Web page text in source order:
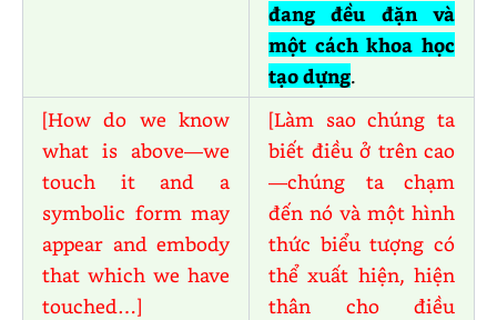
đang đều đặn và
một cách khoa học
tạo dựng.
[How do we know
what is above—we
touch it and a
symbolic form may
appear and embody
that which we have
touched…]
[Làm sao chúng ta
biết điều ở trên cao
—chúng ta chạm
đến nó và một hình
thức biểu tượng có
thể xuất hiện, hiện
thân cho điều